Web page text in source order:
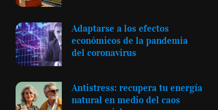
Adaptarse a los efectos
económicos de la pandemia
del coronavirus
Antistress: recupera tu energía
natural en medio del caos